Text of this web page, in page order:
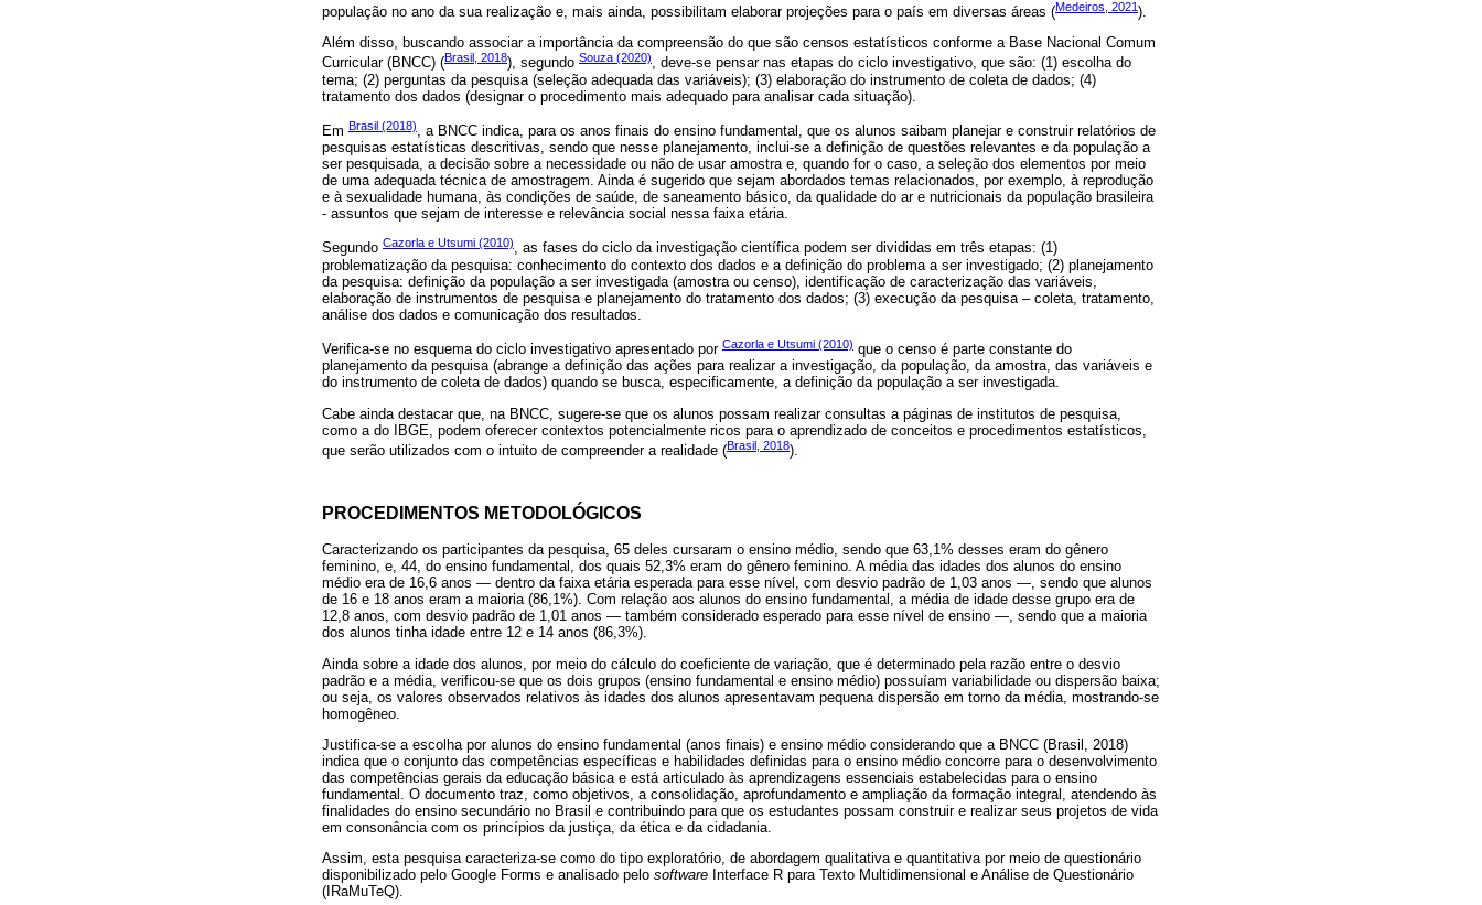
população no ano da sua realização e, mais ainda, possibilitam elaborar projeções para o país em diversas áreas (Medeiros, 2021).
Além disso, buscando associar a importância da compreensão do que são censos estatísticos conforme a Base Nacional Comum
Curricular (BNCC) (Brasil, 2018), segundo Souza (2020), deve-se pensar nas etapas do ciclo investigativo, que são: (1) escolha do
tema; (2) perguntas da pesquisa (seleção adequada das variáveis); (3) elaboração do instrumento de coleta de dados; (4)
tratamento dos dados (designar o procedimento mais adequado para analisar cada situação).
Em Brasil (2018), a BNCC indica, para os anos finais do ensino fundamental, que os alunos saibam planejar e construir relatórios de
pesquisas estatísticas descritivas, sendo que nesse planejamento, inclui-se a definição de questões relevantes e da população a
ser pesquisada, a decisão sobre a necessidade ou não de usar amostra e, quando for o caso, a seleção dos elementos por meio
de uma adequada técnica de amostragem. Ainda é sugerido que sejam abordados temas relacionados, por exemplo, à reprodução
e à sexualidade humana, às condições de saúde, de saneamento básico, da qualidade do ar e nutricionais da população brasileira
- assuntos que sejam de interesse e relevância social nessa faixa etária.
Segundo Cazorla e Utsumi (2010), as fases do ciclo da investigação científica podem ser divididas em três etapas: (1)
problematização da pesquisa: conhecimento do contexto dos dados e a definição do problema a ser investigado; (2) planejamento
da pesquisa: definição da população a ser investigada (amostra ou censo), identificação de caracterização das variáveis,
elaboração de instrumentos de pesquisa e planejamento do tratamento dos dados; (3) execução da pesquisa – coleta, tratamento,
análise dos dados e comunicação dos resultados.
Verifica-se no esquema do ciclo investigativo apresentado por Cazorla e Utsumi (2010) que o censo é parte constante do
planejamento da pesquisa (abrange a definição das ações para realizar a investigação, da população, da amostra, das variáveis e
do instrumento de coleta de dados) quando se busca, especificamente, a definição da população a ser investigada.
Cabe ainda destacar que, na BNCC, sugere-se que os alunos possam realizar consultas a páginas de institutos de pesquisa,
como a do IBGE, podem oferecer contextos potencialmente ricos para o aprendizado de conceitos e procedimentos estatísticos,
que serão utilizados com o intuito de compreender a realidade (Brasil, 2018).
PROCEDIMENTOS METODOLÓGICOS
Caracterizando os participantes da pesquisa, 65 deles cursaram o ensino médio, sendo que 63,1% desses eram do gênero
feminino, e, 44, do ensino fundamental, dos quais 52,3% eram do gênero feminino. A média das idades dos alunos do ensino
médio era de 16,6 anos — dentro da faixa etária esperada para esse nível, com desvio padrão de 1,03 anos —, sendo que alunos
de 16 e 18 anos eram a maioria (86,1%). Com relação aos alunos do ensino fundamental, a média de idade desse grupo era de
12,8 anos, com desvio padrão de 1,01 anos — também considerado esperado para esse nível de ensino —, sendo que a maioria
dos alunos tinha idade entre 12 e 14 anos (86,3%).
Ainda sobre a idade dos alunos, por meio do cálculo do coeficiente de variação, que é determinado pela razão entre o desvio
padrão e a média, verificou-se que os dois grupos (ensino fundamental e ensino médio) possuíam variabilidade ou dispersão baixa;
ou seja, os valores observados relativos às idades dos alunos apresentavam pequena dispersão em torno da média, mostrando-se
homogêneo.
Justifica-se a escolha por alunos do ensino fundamental (anos finais) e ensino médio considerando que a BNCC (Brasil, 2018)
indica que o conjunto das competências específicas e habilidades definidas para o ensino médio concorre para o desenvolvimento
das competências gerais da educação básica e está articulado às aprendizagens essenciais estabelecidas para o ensino
fundamental. O documento traz, como objetivos, a consolidação, aprofundamento e ampliação da formação integral, atendendo às
finalidades do ensino secundário no Brasil e contribuindo para que os estudantes possam construir e realizar seus projetos de vida
em consonância com os princípios da justiça, da ética e da cidadania.
Assim, esta pesquisa caracteriza-se como do tipo exploratório, de abordagem qualitativa e quantitativa por meio de questionário
disponibilizado pelo Google Forms e analisado pelo software Interface R para Texto Multidimensional e Análise de Questionário
(IRaMuTeQ).